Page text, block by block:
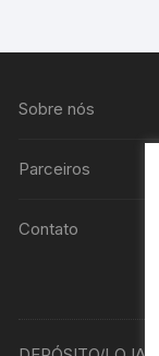
Sobre nós
Parceiros
Contato